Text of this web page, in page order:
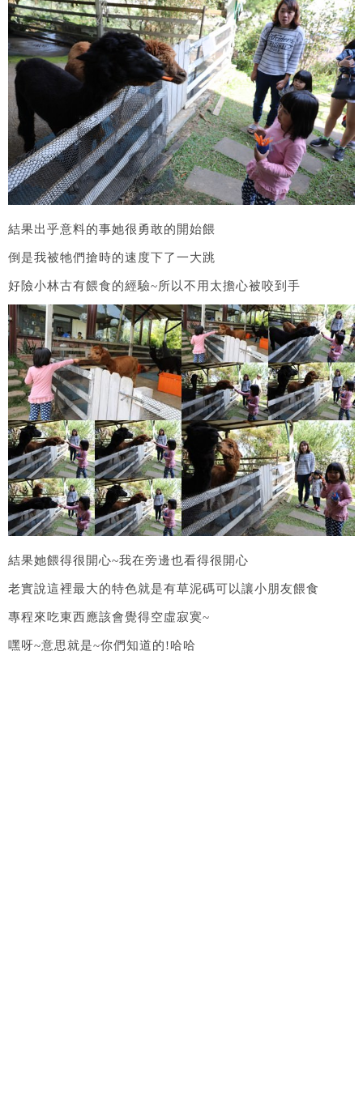
結果出乎意料的事她很勇敢的開始餵
倒是我被牠們搶時的速度下了一大跳
好險小林古有餵食的經驗~所以不用太擔心被咬到手
結果她餵得很開心~我在旁邊也看得很開心
老實說這裡最大的特色就是有草泥碼可以讓小朋友餵食
專程來吃東西應該會覺得空虛寂寞~
嘿呀~意思就是~你們知道的!哈哈